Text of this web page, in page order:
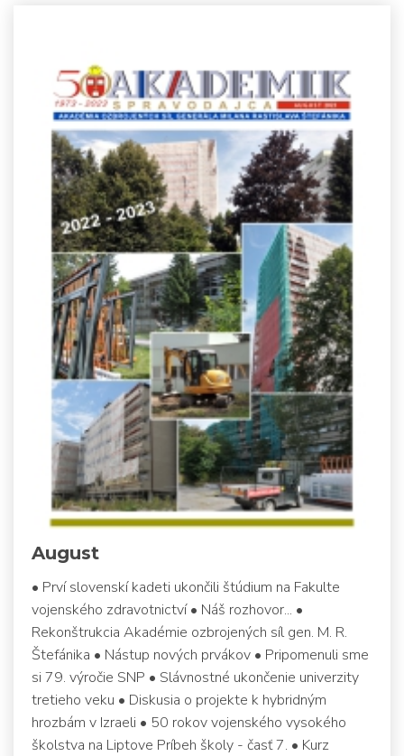
August
• Prví slovenskí kadeti ukončili štúdium na Fakulte
vojenského zdravotnictví • Náš rozhovor... •
Rekonštrukcia Akadémie ozbrojených síl gen. M. R.
Štefánika • Nástup nových prvákov • Pripomenuli sme
si 79. výročie SNP • Slávnostné ukončenie univerzity
tretieho veku • Diskusia o projekte k hybridným
hrozbám v Izraeli • 50 rokov vojenského vysokého
školstva na Liptove Príbeh školy - časť 7. • Kurz